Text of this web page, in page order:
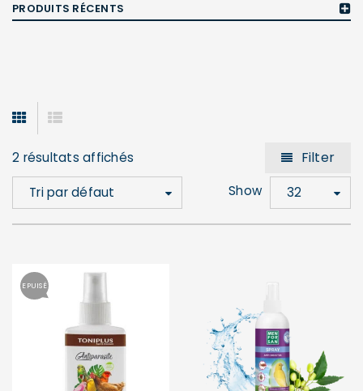
PRODUITS RÉCENTS
2 résultats affichés Filter
Tri par défaut Show 32
EPUISÉ